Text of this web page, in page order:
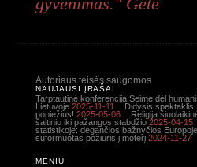
gyvenimas." Gėtė
Autoriaus teisės saugomos
NAUJAUSI ĮRAŠAI
Tarptautinė konferencija Seime dėl
Lietuvoje 2025-11-11
Didysis
popiežius! 2025-05-06
Religija
šaltinio iki pažangos stabdžio 2025-04-15
statistikoje: degančios bažnyčios Europoje
suformuotas požiūris į moterį 2024-11-27
MENIU